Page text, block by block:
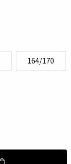
164/170